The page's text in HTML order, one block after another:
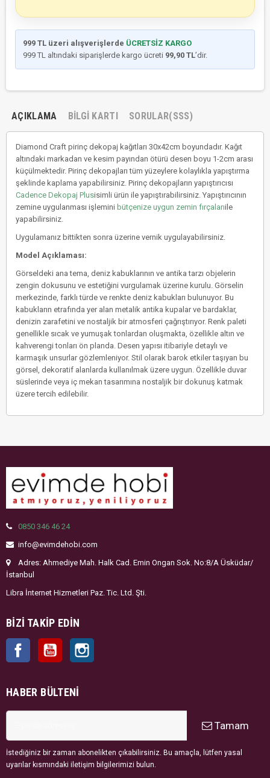
999 TL üzeri alışverişlerde ÜCRETSİZ KARGO
999 TL altındaki siparişlerde kargo ücreti 99,90 TL’dir.
AÇIKLAMA BILGI KARTI SORULAR(SSS)
Diamond Craft pirinç dekopaj kağıtları 30x42cm boyundadır. Kağıt
altındaki markadan ve kesim payından ötürü desen boyu 1-2cm arası
küçülmektedir. Pirinç dekopajları tüm yüzeylere kolaylıkla yapıştırma
şeklinde kaplama yapabilirsiniz. Pirinç dekopajların yapıştırıcısı
Cadence Dekopaj Plusisimli ürün ile yapıştırabilirsiniz. Yapıştırıcının
zemine uygulanması işlemini bütçenize uygun zemin fırçalarıile
yapabilirsiniz.
Uygulamanız bittikten sonra üzerine vernik uygulayabilirsiniz.
Model Açıklaması:
Görseldeki ana tema, deniz kabuklarının ve antika tarzı objelerin
zengin dokusunu ve estetiğini vurgulamak üzerine kurulu. Görselin
merkezinde, farklı türde ve renkte deniz kabukları bulunuyor. Bu
kabukların etrafında yer alan metalik antika kupalar ve bardaklar,
denizin zarafetini ve nostaljik bir atmosferi çağrıştırıyor. Renk paleti
genellikle sıcak ve yumuşak tonlardan oluşmakta, özellikle altın ve
kahverengi tonları ön planda. Desen yapısı itibariyle detaylı ve
karmaşık unsurlar gözlemleniyor. Stil olarak barok etkiler taşıyan bu
görsel, dekoratif alanlarda kullanılmak üzere uygun. Özellikle duvar
süslerinde veya iç mekan tasarımına nostaljik bir dokunuş katmak
üzere tercih edilebilir.
0850 346 46 24
info@evimdehobi.com
Adres: Ahmediye Mah. Halk Cad. Emin Ongan Sok. No:8/A Üsküdar/
İstanbul
Libra İnternet Hizmetleri Paz. Tic. Ltd. Şti.
BIZI TAKIP EDIN
Facebook YouTube
HABER BÜLTENI
Tamam
İstediğiniz bir zaman abonelikten çıkabilirsiniz. Bu amaçla, lütfen yasal
uyarılar kısmındaki iletişim bilgilerimizi bulun.